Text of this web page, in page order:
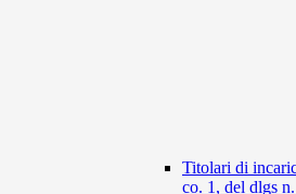
Titolari di
co. 1, del dlgs